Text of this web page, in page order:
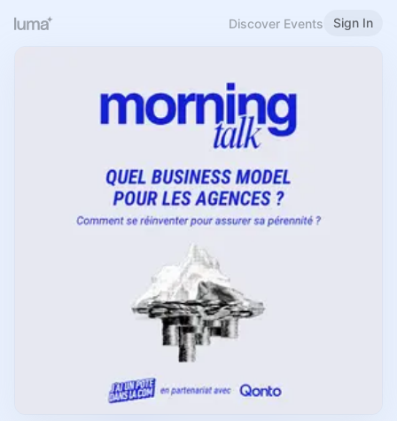
Discover Events Sign In